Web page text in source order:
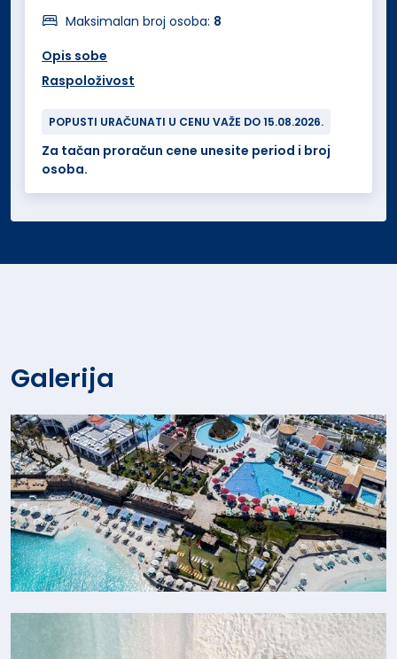
Maksimalan broj osoba: 8
Opis sobe
Raspoloživost
POPUSTI URAČUNATI U CENU VAŽE DO 15.08.2026.
Za tačan proračun cene unesite period i broj
osoba.
Galerija